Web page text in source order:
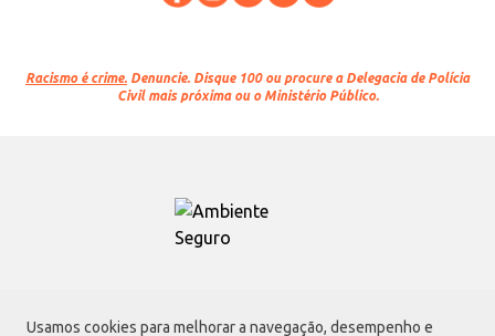
Usamos cookies para melhorar a navegação, desempenho e
Racismo é crime. Denuncie. Disque 100 ou procure a Delegacia de Polícia
Civil mais próxima ou o Ministério Público.
Atacadão S.A.